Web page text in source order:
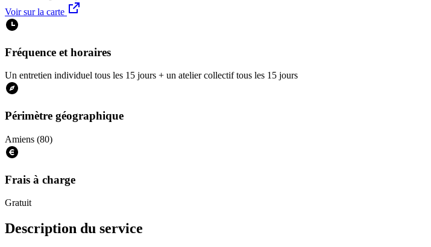
Voir sur la carte
Fréquence et horaires
Un entretien individuel tous les 15 jours + un atelier collectif tous les 15 jours
Périmètre géographique
Amiens (80)
Frais à charge
Gratuit
Description du service